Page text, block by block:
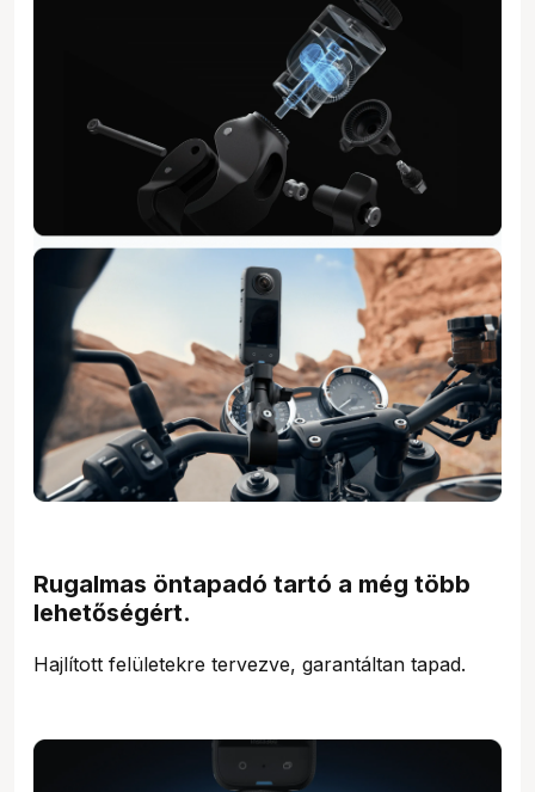
Rugalmas öntapadó tartó a még több
lehetőségért.
Hajlított felületekre tervezve, garantáltan tapad.